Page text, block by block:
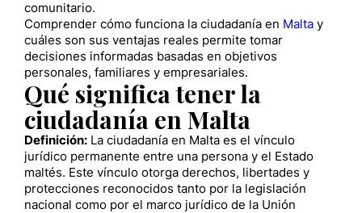
comunitario.
Comprender cómo funciona la ciudadanía en Malta y
cuáles son sus ventajas reales permite tomar
decisiones informadas basadas en objetivos
personales, familiares y empresariales.
Qué significa tener la
ciudadanía en Malta
Definición: La ciudadanía en Malta es el vínculo
jurídico permanente entre una persona y el Estado
maltés. Este vínculo otorga derechos, libertades y
protecciones reconocidos tanto por la legislación
nacional como por el marco jurídico de la Unión